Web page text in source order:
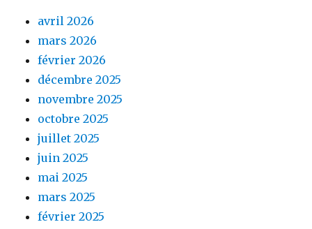
avril 2026
mars 2026
février 2026
décembre 2025
novembre 2025
octobre 2025
juillet 2025
juin 2025
mai 2025
mars 2025
février 2025